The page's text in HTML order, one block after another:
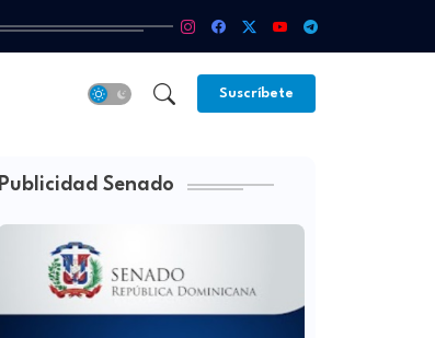
Suscríbete
Publicidad Senado